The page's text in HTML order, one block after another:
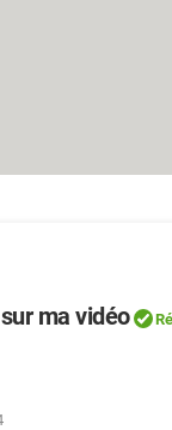
ma vidéo